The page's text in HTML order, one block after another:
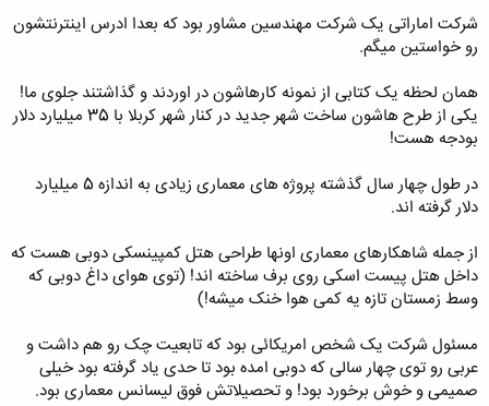
شرکت اماراتی یک شرکت مهندسین مشاور بود که بعدا ادرس اینترنتشون
رو خواستین میگم.
همان لحظه یک کتابی از نمونه کارهاشون در اوردند و گذاشتند جلوی ما!
یکی از طرح هاشون ساخت شهر جدید در کنار شهر کربلا با 35 میلیارد دلار
بودجه هست!
در طول چهار سال گذشته پروژه های معماری زیادی به اندازه 5 میلیارد
دلار گرفته اند.
از جمله شاهکارهای معماری اونها طراحی هتل کمپینسکی دوبی هست که
داخل هتل پیست اسکی روی برف ساخته اند! (توی هوای داغ دوبی که
وسط زمستان تازه یه کمی هوا خنک میشه!)
مسئول شرکت یک شخص امریکائی بود که تابعیت چک رو هم داشت و
عربی رو توی چهار سالی که دوبی امده بود تا حدی یاد گرفته بود خیلی
صمیمی و خوش برخورد بود! و تحصیلاتش فوق لیسانس معماری بود.